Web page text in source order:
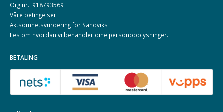
Org.nr.: 918793569
Våre betingelser
Aktsomhetsvurdering for Sandviks
Les om hvordan vi behandler dine personopplysninger.
BETALING